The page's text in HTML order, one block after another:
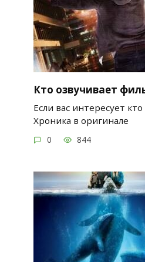
Кто озвучивает
Если вас интересует
Хроника в оригинале
0 844